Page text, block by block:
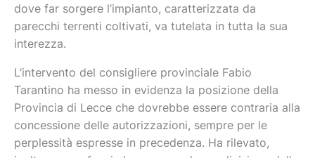
dove far sorgere l’impianto, caratterizzata da
parecchi terrenti coltivati, va tutelata in tutta la sua
interezza.
L’intervento del consigliere provinciale Fabio
Tarantino ha messo in evidenza la posizione della
Provincia di Lecce che dovrebbe essere contraria alla
concessione delle autorizzazioni, sempre per le
perplessità espresse in precedenza. Ha rilevato,